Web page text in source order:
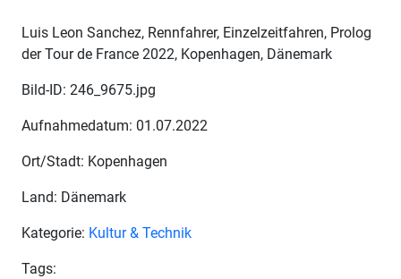
Luis Leon Sanchez, Rennfahrer, Einzelzeitfahren, Prolog
der Tour de France 2022, Kopenhagen, Dänemark
Bild-ID: 246_9675.jpg
Aufnahmedatum: 01.07.2022
Ort/Stadt: Kopenhagen
Land: Dänemark
Kategorie: Kultur & Technik
Tags: